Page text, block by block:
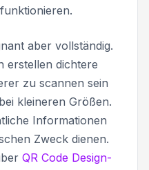
aber vollständig.
erstellen dichtere
zu scannen sein
kleineren Größen.
Informationen
Zweck dienen.
QR Code Design-